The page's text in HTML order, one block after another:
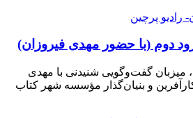
دوم (با حضور مهدی فیروزان)
گفت‌وگویی شنیدنی با مهدی
و بنیان‌گذار مؤسسه شهر کتاب